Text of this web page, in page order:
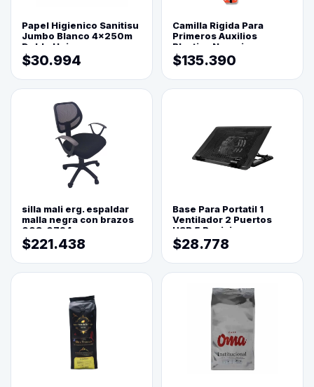
Papel Higienico Sanitisu
Jumbo Blanco 4x250m
Doble Hoja
$30.994
Camilla Rigida Para
Primeros Auxilios
Plastica Naranja
$135.390
silla mali erg. espaldar
malla negra con brazos
003-0794
$221.438
Base Para Portatil 1
Ventilador 2 Puertos
USB 5 Posiciones
$28.778